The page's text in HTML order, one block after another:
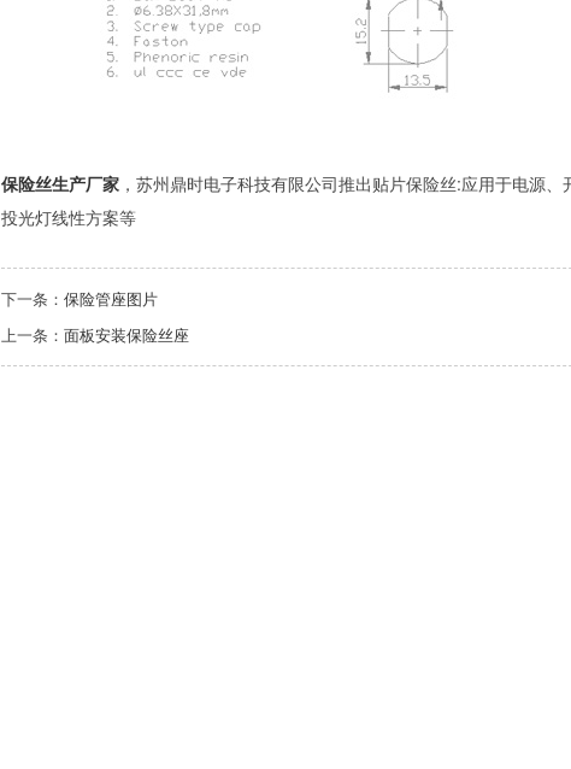
保险丝生产厂家 ，苏州鼎时电子科技有限公司推出贴片保险丝:应用于电源
投光灯线性方案等
下一条： 保险管座图片
上一条： 面板安装保险丝座